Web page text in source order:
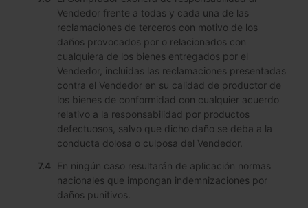
Vendedor frente a todas y cada una de las
reclamaciones de terceros con motivo de los
daños provocados por o relacionados con
cualquiera de los bienes entregados por el
Vendedor, incluidas las reclamaciones presentadas
contra el Vendedor en su calidad de productor de
los bienes de conformidad con cualquier acuerdo
relativo a la responsabilidad por productos
defectuosos, salvo que dicho daño se deba a la
conducta dolosa o culposa del Vendedor.
En ningún caso resultarán de aplicación normas
nacionales que impongan indemnizaciones por
daños punitivos.